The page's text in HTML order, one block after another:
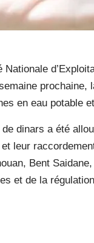
en eau potable
dinars a été
leur
Bent
et de la